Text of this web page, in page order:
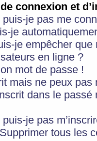
connexion et
je pas me
je
je empêcher
en ligne ?
mot de passe !
mais ne peux pas
dans le
je pas
tous les